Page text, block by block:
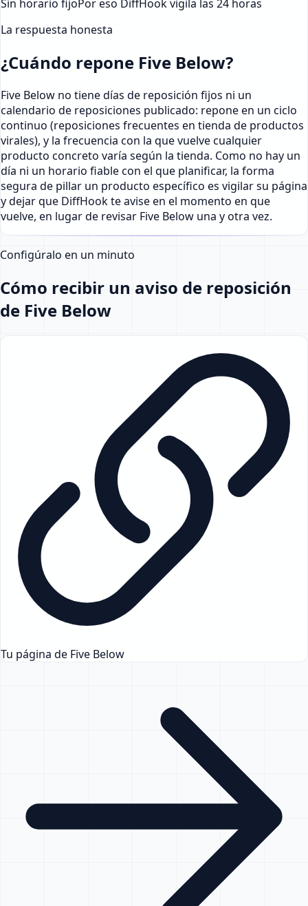
Sin horario fijoPor eso DiffHook vigila las 24 horas
La respuesta honesta
¿Cuándo repone Five Below?
Five Below no tiene días de reposición fijos ni un
calendario de reposiciones publicado: repone en un ciclo
continuo (reposiciones frecuentes en tienda de productos
virales), y la frecuencia con la que vuelve cualquier
producto concreto varía según la tienda. Como no hay un
día ni un horario fiable con el que planificar, la forma
segura de pillar un producto específico es vigilar su página
y dejar que DiffHook te avise en el momento en que
vuelve, en lugar de revisar Five Below una y otra vez.
Configúralo en un minuto
Cómo recibir un aviso de reposición
de Five Below
Tu página de Five Below